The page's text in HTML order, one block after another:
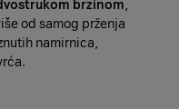
brzinom,
od samog prženja
namirnica,